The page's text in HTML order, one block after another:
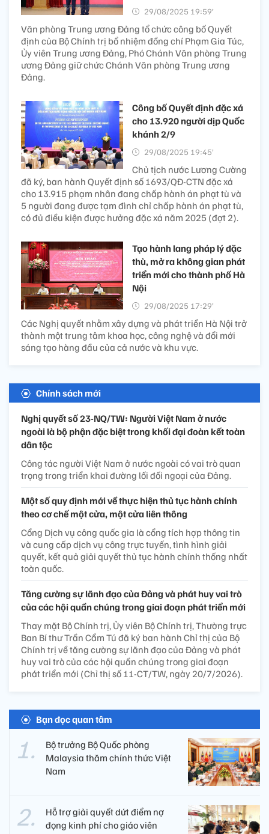
29/08/2025 19:59’
Văn phòng Trung ương Đảng tổ chức công bố Quyết
định của Bộ Chính trị bổ nhiệm đồng chí Phạm Gia Túc,
Ủy viên Trung ương Đảng, Phó Chánh Văn phòng Trung
ương Đảng giữ chức Chánh Văn phòng Trung ương
Đảng.
Công bố Quyết định đặc xá
cho 13.920 người dịp Quốc
khánh 2/9
29/08/2025 19:45’
Chủ tịch nước Lương Cường
đã ký, ban hành Quyết định số 1693/QĐ-CTN đặc xá
cho 13.915 phạm nhân đang chấp hành án phạt tù và
5 người đang được tạm đình chỉ chấp hành án phạt tù,
có đủ điều kiện được hưởng đặc xá năm 2025 (đợt 2).
Tạo hành lang pháp lý đặc
thù, mở ra không gian phát
triển mới cho thành phố Hà
Nội
29/08/2025 17:29’
Các Nghị quyết nhằm xây dựng và phát triển Hà Nội trở
thành một trung tâm khoa học, công nghệ và đổi mới
sáng tạo hàng đầu của cả nước và khu vực.
Chính sách mới
Nghị quyết số 23-NQ/TW: Người Việt Nam ở nước
ngoài là bộ phận đặc biệt trong khối đại đoàn kết toàn
dân tộc
Công tác người Việt Nam ở nước ngoài có vai trò quan
trọng trong triển khai đường lối đối ngoại của Đảng.
Một số quy định mới về thực hiện thủ tục hành chính
theo cơ chế một cửa, một cửa liên thông
Cổng Dịch vụ công quốc gia là cổng tích hợp thông tin
và cung cấp dịch vụ công trực tuyến, tình hình giải
quyết, kết quả giải quyết thủ tục hành chính thống nhất
toàn quốc.
Tăng cường sự lãnh đạo của Đảng và phát huy vai trò
của các hội quần chúng trong giai đoạn phát triển mới
Thay mặt Bộ Chính trị, Ủy viên Bộ Chính trị, Thường trực
Ban Bí thư Trần Cẩm Tú đã ký ban hành Chỉ thị của Bộ
Chính trị về tăng cường sự lãnh đạo của Đảng và phát
huy vai trò của các hội quần chúng trong giai đoạn
phát triển mới (Chỉ thị số 11-CT/TW, ngày 20/7/2026).
Bạn đọc quan tâm
Bộ trưởng Bộ Quốc phòng
Malaysia thăm chính thức Việt
Nam
Hỗ trợ giải quyết dứt điểm nợ
đọng kinh phí cho giáo viên